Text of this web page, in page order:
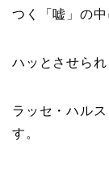
つく「嘘」の中
ハッとさせられ
ラッセ・ハル
す。